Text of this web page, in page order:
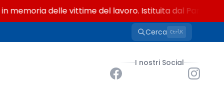
delle vittime del lavoro. Istituita dal Parlamento di
Cerca CtrlK
I nostri Social